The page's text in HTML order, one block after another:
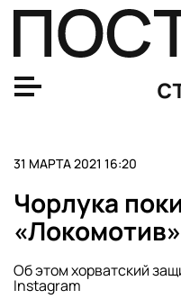
31 МАРТА 2021 16:20
Чорлука
Об этом хорватский
Instagram
Curiosity сделал селфи